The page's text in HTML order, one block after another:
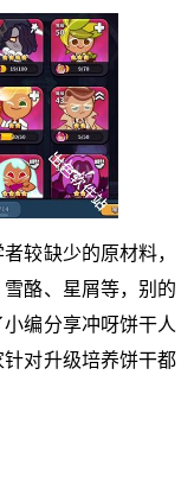
较缺少的原材料，
酪、星屑等，别的
编分享冲呀饼干人
对升级培养饼干都